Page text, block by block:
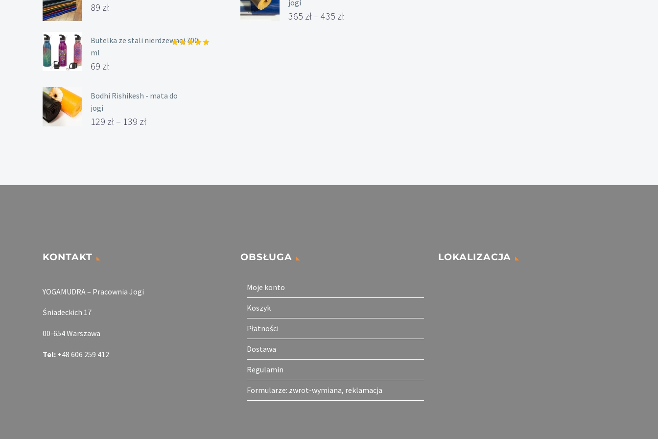
89 zł
Butelka ze stali nierdzewnej 700
ml
69 zł
Bodhi Rishikesh - mata do
jogi
129 zł – 139 zł
jogi
365 zł – 435 zł
KONTAKT
YOGAMUDRA – Pracownia Jogi
Śniadeckich 17
00-654 Warszawa
Tel: +48 606 259 412
OBSŁUGA
Moje konto
Koszyk
Płatności
Dostawa
Regulamin
Formularze: zwrot-wymiana, reklamacja
LOKALIZACJA